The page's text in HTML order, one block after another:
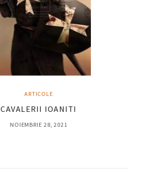
ARTICOLE
CAVALERII IOANITI
NOIEMBRIE 28, 2021